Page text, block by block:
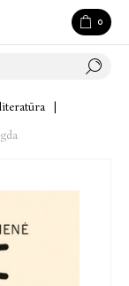
0